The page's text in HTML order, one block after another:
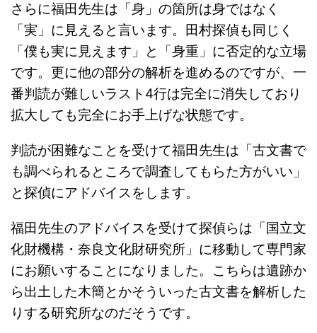
さらに福田先生は「身」の箇所は身ではなく
「実」に見えると言います。田村探偵も同じく
「僕も実に見えます」と「身重」に否定的な立場
です。更に他の部分の解析を進めるのですが、一
番判読が難しいラスト4行は完全に消失しており
拡大しても完全にお手上げな状態です。
判読が困難なことを受けて福田先生は「古文書で
も調べられるところで調査してもらた方がいい」
と探偵にアドバイスをします。
福田先生のアドバイスを受けて探偵らは「国立文
化財機構・奈良文化財研究所」に移動して専門家
にお願いすることになりました。こちらは遺跡か
ら出土した木簡とかそういった古文書を解析した
りする研究所なのだそうです。